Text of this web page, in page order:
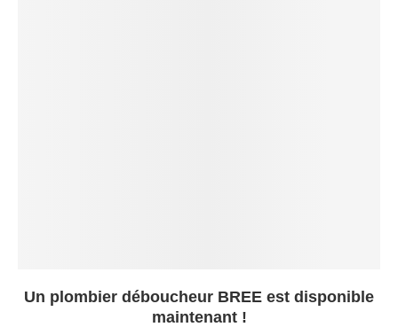
Un plombier déboucheur BREE est disponible
maintenant !